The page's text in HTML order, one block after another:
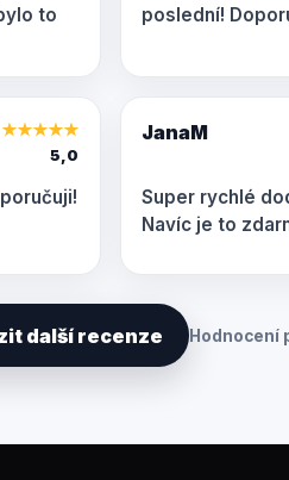
to
poslední!
★★★★★
5,0
JanaM
Super rychlé
Navíc je to
další recenze Hodnocení